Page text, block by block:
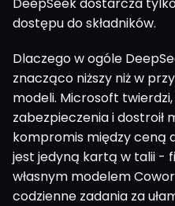
dostępu do składników.
Dlaczego w ogóle
znacząco niższy niż w
modeli. Microsoft twierdzi,
zabezpieczenia i dostroił
kompromis między ceną
jest jedyną kartą w talii -
własnym modelem
codzienne zadania za